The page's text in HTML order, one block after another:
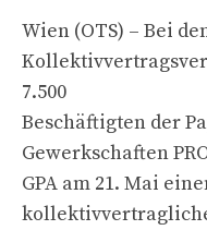
Wien (OTS) – Bei
7.500
Beschäftigten der
Gewerkschaften
GPA am 21. Mai